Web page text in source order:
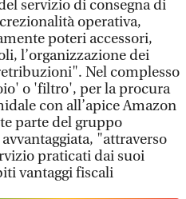
servizio di consegna di
operativa,
poteri accessori,
l’organizzazione dei
Nel complesso
o 'filtro', per la procura
con all’apice Amazon
parte del gruppo
"attraverso
praticati dai suoi
vantaggi fiscali